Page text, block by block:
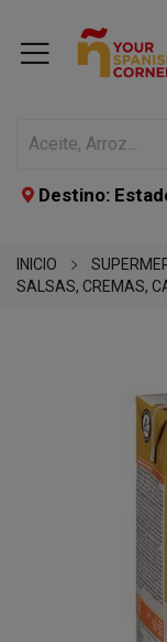
Destino:
INICIO
SALSAS, CREMAS,